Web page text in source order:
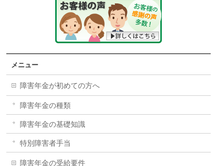
メニュー
障害年金が初めての方へ
障害年金の種類
障害年金の基礎知識
特別障害者手当
障害年金の受給要件